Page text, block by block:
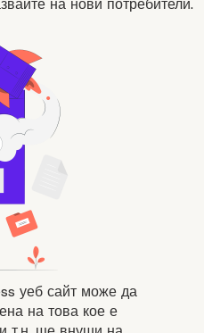
на нови потребители.
уеб сайт може да
на това кое е